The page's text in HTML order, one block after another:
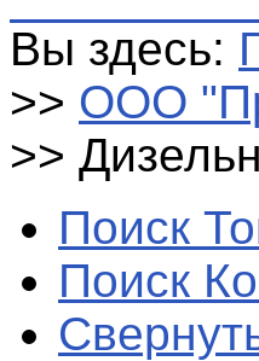
Вы здесь:
>> ООО
>>
Поиск
Поиск